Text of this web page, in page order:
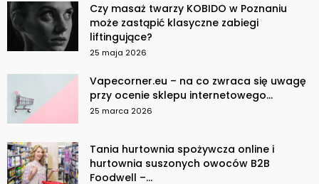
Czy masaż twarzy KOBIDO w Poznaniu
może zastąpić klasyczne zabiegi
liftingujące?
25 maja 2026
Vapecorner.eu – na co zwraca się uwagę
przy ocenie sklepu internetowego...
25 marca 2026
Tania hurtownia spożywcza online i
hurtownia suszonych owoców B2B
Foodwell –...